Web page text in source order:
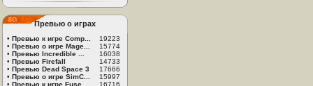
Превью о играх
• Превью к игре Comp...
19223
• Превью о игре Mage...
15774
• Превью Incredible ...
16038
• Превью Firefall
14733
• Превью Dead Space 3
17666
• Превью о игре SimC...
15997
• Превью к игре Fuse
16716